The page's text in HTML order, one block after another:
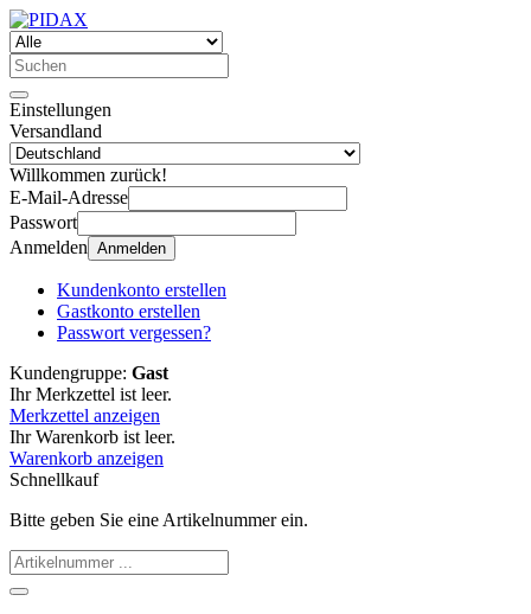
Einstellungen
Versandland
Willkommen zurück!
E-Mail-Adresse
Passwort
Anmelden Anmelden
Kundenkonto erstellen
Gastkonto erstellen
Passwort vergessen?
Kundengruppe: Gast
Ihr Merkzettel ist leer.
Merkzettel anzeigen
Ihr Warenkorb ist leer.
Warenkorb anzeigen
Schnellkauf
Bitte geben Sie eine Artikelnummer ein.